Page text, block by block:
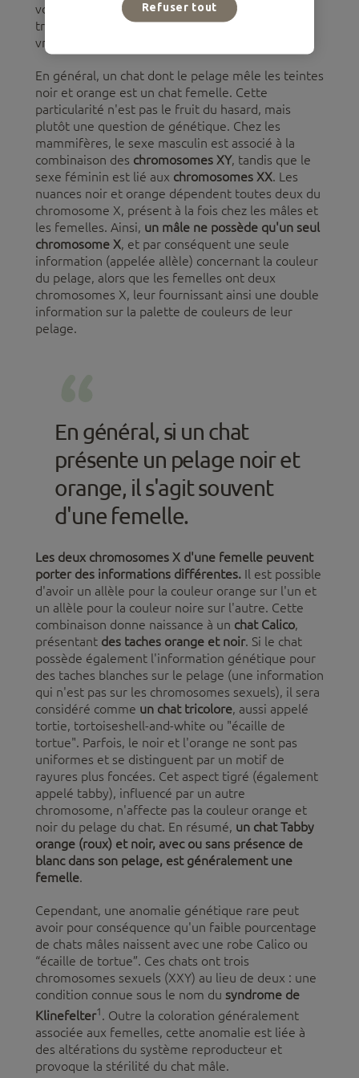
vous avez peut-être entendu dire que les chats
tricolores sont toujours des femelles. Mais est-ce
vraiment le cas ?
En général, un chat dont le pelage mêle les teintes
noir et orange est un chat femelle. Cette
particularité n'est pas le fruit du hasard, mais
plutôt une question de génétique. Chez les
mammifères, le sexe masculin est associé à la
combinaison des chromosomes XY, tandis que le
sexe féminin est lié aux chromosomes XX . Les
nuances noir et orange dépendent toutes deux du
chromosome X, présent à la fois chez les mâles et
les femelles. Ainsi, un mâle ne possède qu'un seul
chromosome X , et par conséquent une seule
information (appelée allèle) concernant la couleur
du pelage, alors que les femelles ont deux
chromosomes X, leur fournissant ainsi une double
information sur la palette de couleurs de leur
pelage.
En général, si un chat
présente un pelage noir et
orange, il s'agit souvent
d'une femelle.
Les deux chromosomes X d'une femelle peuvent
porter des informations différentes. Il est possible
d'avoir un allèle pour la couleur orange sur l'un et
un allèle pour la couleur noire sur l'autre. Cette
combinaison donne naissance à un chat Calico
présentant des taches orange et noir. Si le chat
possède également l'information génétique pour
des taches blanches sur le pelage (une information
qui n'est pas sur les chromosomes sexuels), il sera
considéré comme un chat tricolore , aussi appelé
tortie, tortoiseshell-and-white ou "écaille de
tortue". Parfois, le noir et l'orange ne sont pas
uniformes et se distinguent par un motif de
rayures plus foncées. Cet aspect tigré (également
appelé tabby), influencé par un autre
chromosome, n'affecte pas la couleur orange et
noir du pelage du chat. En résumé, un chat Tabby
orange (roux) et noir, avec ou sans présence de
blanc dans son pelage, est généralement une
femelle
Cependant, une anomalie génétique rare peut
avoir pour conséquence qu'un faible pourcentage
de chats mâles naissent avec une robe Calico ou
“écaille de tortue”. Ces chats ont trois
chromosomes sexuels (XXY) au lieu de deux : une
condition connue sous le nom du syndrome de
Klinefelter1. Outre la coloration généralement
associée aux femelles, cette anomalie est liée à
des altérations du système reproducteur et
provoque la stérilité du chat mâle.
Refuser tout